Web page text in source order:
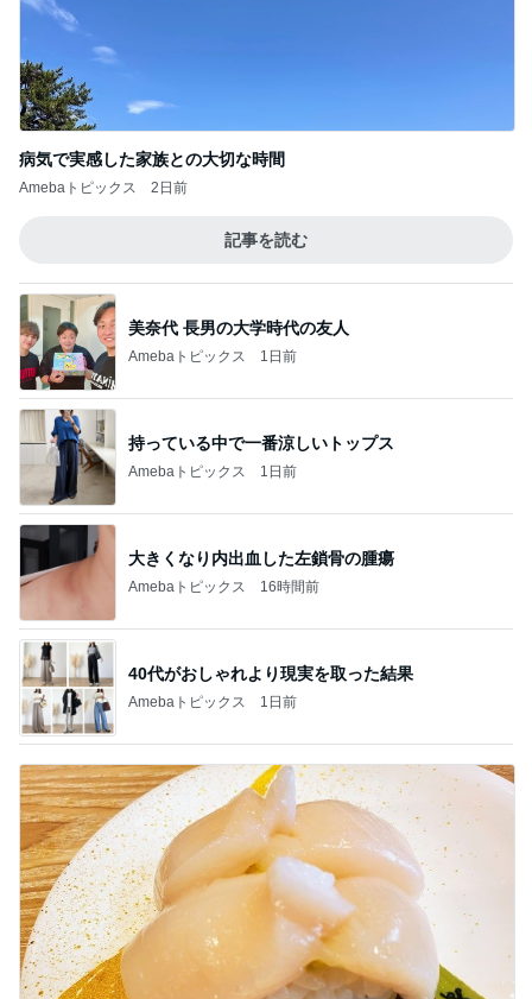
病気で実感した家族との大切な時間
Amebaトピックス 2日前
記事を読む
美奈代 長男の大学時代の友人
Amebaトピックス 1日前
持っている中で一番涼しいトップス
Amebaトピックス 1日前
大きくなり内出血した左鎖骨の腫瘍
Amebaトピックス 16時間前
40代がおしゃれより現実を取った結果
Amebaトピックス 1日前